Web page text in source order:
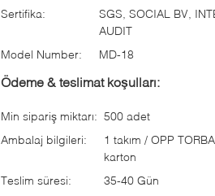
Sertifika:
SGS, SOCIAL BV,
AUDIT
Model Number:
MD-18
Ödeme & teslimat koşulları:
Min sipariş miktarı: 500 adet
Ambalaj bilgileri:
1 takım / OPP
karton
Teslim süresi:
35-40 Gün